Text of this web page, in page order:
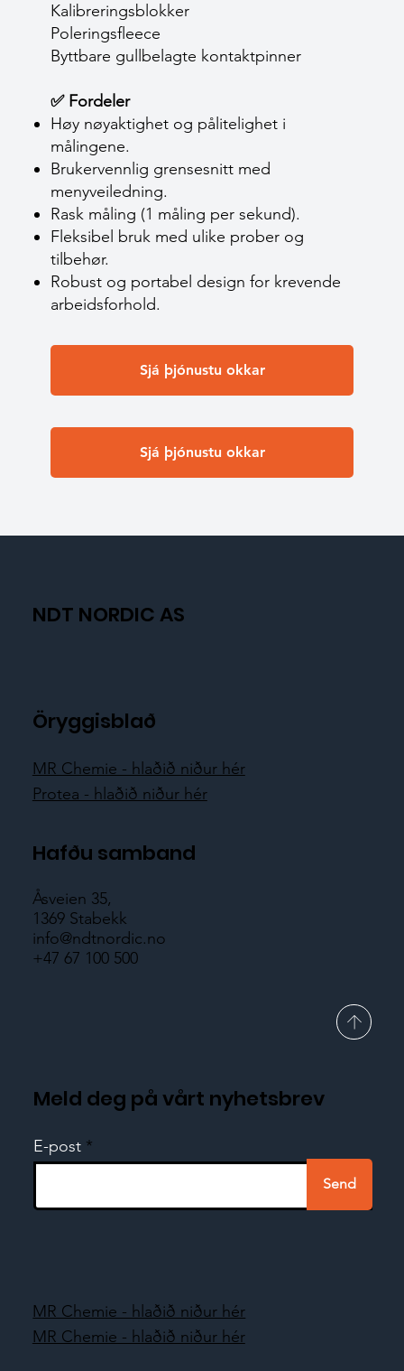
Kalibreringsblokker
Poleringsfleece
Byttbare gullbelagte kontaktpinner
✅ Fordeler
Høy nøyaktighet og pålitelighet i
målingene.
Brukervennlig grensesnitt med
menyveiledning.
Rask måling (1 måling per sekund).
Fleksibel bruk med ulike prober og
tilbehør.
Robust og portabel design for krevende
arbeidsforhold.
Sjá þjónustu okkar
Sjá þjónustu okkar
NDT NORDIC AS
Öryggisblað
MR Chemie - hlaðið niður hér
Protea - hlaðið niður hér
Hafðu samband
Åsveien 35,
1369 Stabekk
info@ndtnordic.no
+47 67 100 500
Meld deg på vårt nyhetsbrev
E-post
Send
MR Chemie - hlaðið niður hér
MR Chemie - hlaðið niður hér